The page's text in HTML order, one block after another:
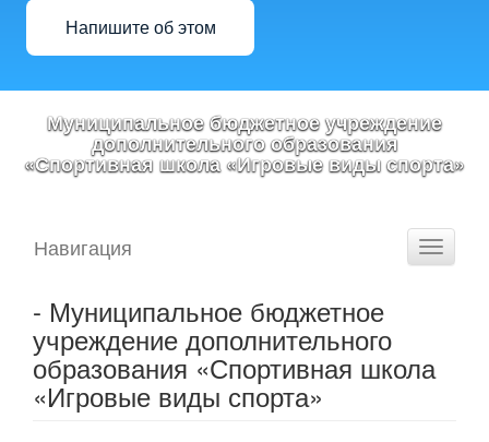
Напишите об этом
Муниципальное бюджетное учреждение
дополнительного образования
«Спортивная школа «Игровые виды спорта»
Toggle
Навигация
- Муниципальное бюджетное
учреждение дополнительного
образования «Спортивная школа
«Игровые виды спорта»